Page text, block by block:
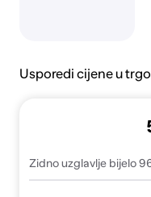
Usporedi cijene u
Zidno uzglavlje bijelo